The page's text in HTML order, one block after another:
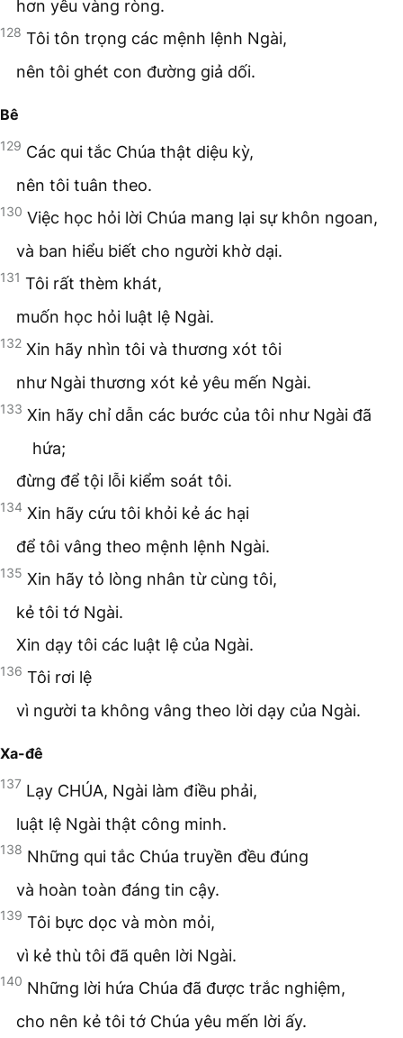
hơn yêu vàng ròng.
128 Tôi tôn trọng các mệnh lệnh Ngài,
nên tôi ghét con đường giả dối.
Bê
129 Các qui tắc Chúa thật diệu kỳ,
nên tôi tuân theo.
130 Việc học hỏi lời Chúa mang lại sự khôn ngoan,
và ban hiểu biết cho người khờ dại.
131 Tôi rất thèm khát,
muốn học hỏi luật lệ Ngài.
132 Xin hãy nhìn tôi và thương xót tôi
như Ngài thương xót kẻ yêu mến Ngài.
133 Xin hãy chỉ dẫn các bước của tôi như Ngài đã
hứa;
đừng để tội lỗi kiểm soát tôi.
134 Xin hãy cứu tôi khỏi kẻ ác hại
để tôi vâng theo mệnh lệnh Ngài.
135 Xin hãy tỏ lòng nhân từ cùng tôi,
kẻ tôi tớ Ngài.
Xin dạy tôi các luật lệ của Ngài.
136 Tôi rơi lệ
vì người ta không vâng theo lời dạy của Ngài.
Xa-đê
137 Lạy CHÚA, Ngài làm điều phải,
luật lệ Ngài thật công minh.
138 Những qui tắc Chúa truyền đều đúng
và hoàn toàn đáng tin cậy.
139 Tôi bực dọc và mòn mỏi,
vì kẻ thù tôi đã quên lời Ngài.
140 Những lời hứa Chúa đã được trắc nghiệm,
cho nên kẻ tôi tớ Chúa yêu mến lời ấy.